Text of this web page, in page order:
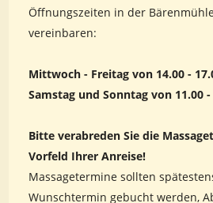
Öffnungszeiten in der
vereinbaren:
Mittwoch - Freitag von 14.00 -
Samstag und Sonntag von 11.00
Bitte verabreden Sie die
Vorfeld Ihrer Anreise!
Massagetermine sollten
Wunschtermin gebucht werden,